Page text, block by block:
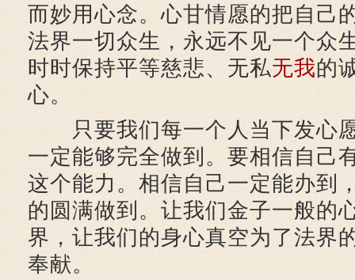
而妙用心念。心甘情愿的把自己
法界一切众生，永远不见一个众
时时保持平等慈悲、无私无我的
心。
只要我们每一个人当下发心
一定能够完全做到。要相信自己
这个能力。相信自己一定能办到
的圆满做到。让我们金子一般的
界，让我们的身心真空为了法界
奉献。